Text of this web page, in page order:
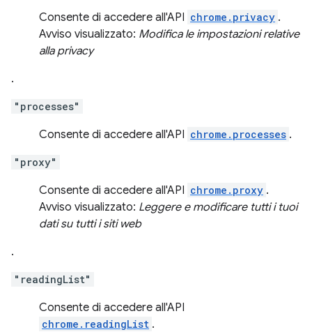
Consente di accedere all'API chrome.privacy .
Avviso visualizzato: Modifica le impostazioni relative
alla privacy
.
"processes"
Consente di accedere all'API chrome.processes .
"proxy"
Consente di accedere all'API chrome.proxy .
Avviso visualizzato: Leggere e modificare tutti i tuoi
dati su tutti i siti web
.
"readingList"
Consente di accedere all'API
chrome.readingList .